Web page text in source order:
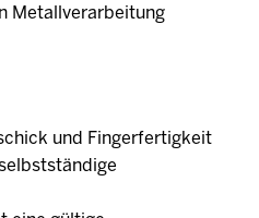
Metallverarbeitung
und Fingerfertigkeit